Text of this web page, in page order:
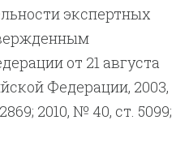
экспертных
от 21 августа
Федерации, 2003,
2010, № 40, ст. 5099;